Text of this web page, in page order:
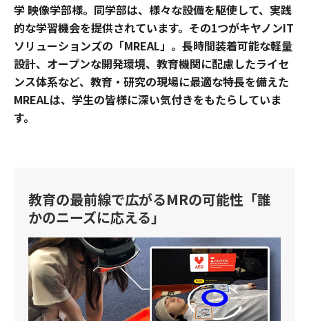
学 映像学部様。同学部は、様々な設備を駆使して、実践
的な学習機会を提供されています。その1つがキヤノンIT
ソリューションズの「MREAL」。長時間装着可能な軽量
設計、オープンな開発環境、教育機関に配慮したライセ
ンス体系など、教育・研究の現場に最適な特長を備えた
MREALは、学生の皆様に深い気付きをもたらしていま
す。
教育の最前線で広がるMRの可能性「誰
かのニーズに応える」